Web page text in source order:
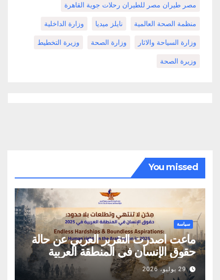
مصر طيران مصر للطيران رحلات جوية القاهرة
منظمة الصحة العالمية نايلز ميديا وزارة الداخلية
وزارة السياحة والاثار وزارة الصحة وزيرة التخطيط
وزيرة الصحة
You missed
سياسة
ماعت اصدرت التقرير العربي عن حالة
حقوق الإنسان في المنطقة العربية
29 يوليو، 2026